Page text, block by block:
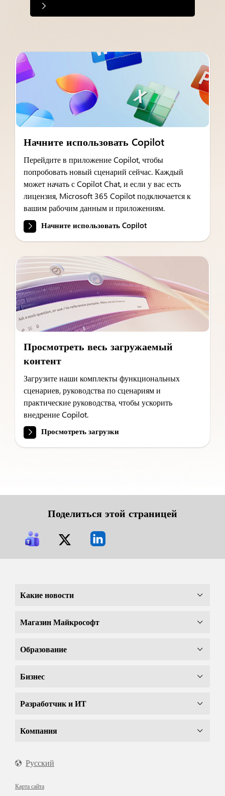
Начните использовать Copilot
Перейдите в приложение Copilot, чтобы
попробовать новый сценарий сейчас. Каждый
может начать с Copilot Chat, и если у вас есть
лицензия, Microsoft 365 Copilot подключается к
вашим рабочим данным и приложениям.
Начните использовать Copilot
Просмотреть весь загружаемый
контент
Загрузите наши комплекты функциональных
сценариев, руководства по сценариям и
практические руководства, чтобы ускорить
внедрение Copilot.
Просмотреть загрузки
Поделиться этой страницей
Какие новости
Магазин Майкрософт
Образование
Бизнес
Разработчик и ИТ
Компания
Русский
Карта сайта